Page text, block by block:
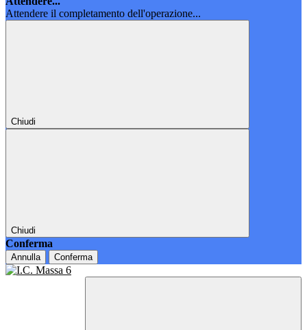
Attendere il completamento dell'operazione...
Chiudi
Chiudi
Conferma
Annulla Conferma